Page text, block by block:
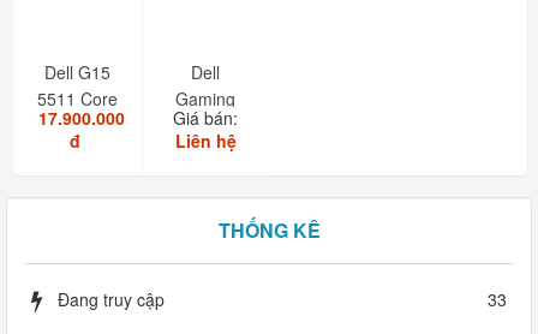
Dell G15
5511 Core
i7 11850H
RAM
17.900.000
đ
Dell
Gaming
G15-5511
Giá bán:
Liên hệ
THỐNG KÊ
Đang truy cập
33